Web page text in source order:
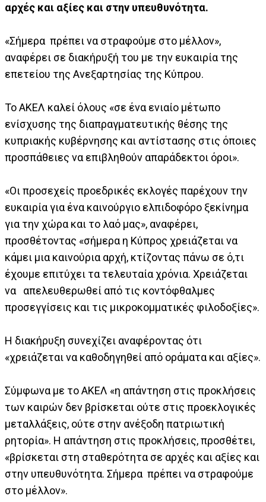
αρχές και αξίες και στην υπευθυνότητα.
«Σήμερα πρέπει να στραφούμε στο μέλλον»,
αναφέρει σε διακήρυξή του με την ευκαιρία της
επετείου της Ανεξαρτησίας της Κύπρου.
Το ΑΚΕΛ καλεί όλους «σε ένα ενιαίο μέτωπο
ενίσχυσης της διαπραγματευτικής θέσης της
κυπριακής κυβέρνησης και αντίστασης στις όποιες
προσπάθειες να επιβληθούν απαράδεκτοι όροι».
«Οι προσεχείς προεδρικές εκλογές παρέχουν την
ευκαιρία για ένα καινούργιο ελπιδοφόρο ξεκίνημα
για την χώρα και το λαό μας», αναφέρει,
προσθέτοντας «σήμερα η Κύπρος χρειάζεται να
κάμει μια καινούρια αρχή, κτίζοντας πάνω σε ό,τι
έχουμε επιτύχει τα τελευταία χρόνια. Χρειάζεται
να απελευθερωθεί από τις κοντόφθαλμες
προσεγγίσεις και τις μικροκομματικές φιλοδοξίες».
Η διακήρυξη συνεχίζει αναφέροντας ότι
«χρειάζεται να καθοδηγηθεί από οράματα και αξίες».
Σύμφωνα με το ΑΚΕΛ «η απάντηση στις προκλήσεις
των καιρών δεν βρίσκεται ούτε στις προεκλογικές
μεταλλάξεις, ούτε στην ανέξοδη πατριωτική
ρητορία». Η απάντηση στις προκλήσεις, προσθέτει,
«βρίσκεται στη σταθερότητα σε αρχές και αξίες και
στην υπευθυνότητα. Σήμερα πρέπει να στραφούμε
στο μέλλον».